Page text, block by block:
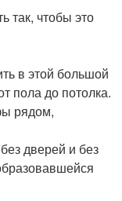
так, чтобы это
в этой большой
пола до потолка.
рядом,
дверей и без